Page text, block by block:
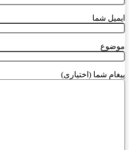
ایمیل شما
موضوع
پیغام شما (اختیاری)